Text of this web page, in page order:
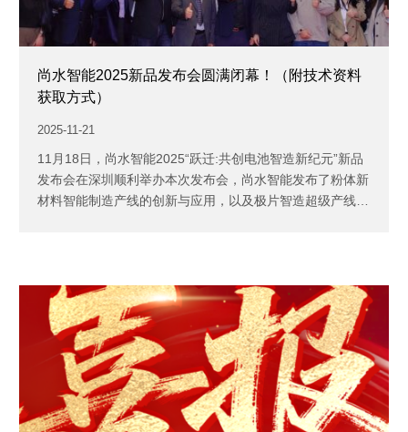
尚水智能2025新品发布会圆满闭幕！（附技术资料
获取方式）
2025-11-21
11月18日，尚水智能2025“跃迁:共创电池智造新纪元”新品
发布会在深圳顺利举办本次发布会，尚水智能发布了粉体新
材料智能制造产线的创新与应用，以及极片智造超级产线